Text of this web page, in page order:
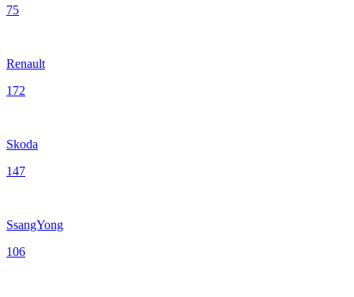
75
Renault
172
Skoda
147
SsangYong
106